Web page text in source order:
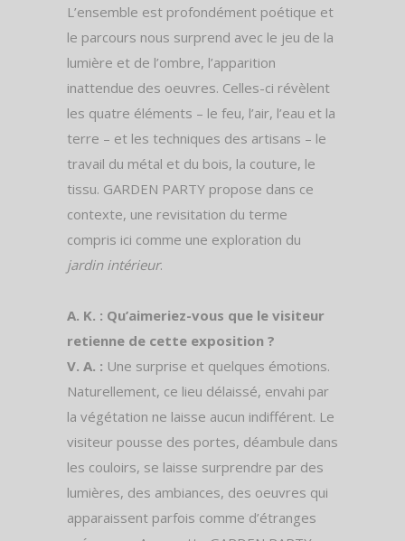
L’ensemble est profondément poétique et
le parcours nous surprend avec le jeu de la
lumière et de l’ombre, l’apparition
inattendue des oeuvres. Celles-ci révèlent
les quatre éléments – le feu, l’air, l’eau et la
terre – et les techniques des artisans – le
travail du métal et du bois, la couture, le
tissu. GARDEN PARTY propose dans ce
contexte, une revisitation du terme
compris ici comme une exploration du
jardin intérieur.
A. K. : Qu’aimeriez-vous que le visiteur
retienne de cette exposition ?
V. A. : Une surprise et quelques émotions.
Naturellement, ce lieu délaissé, envahi par
la végétation ne laisse aucun indifférent. Le
visiteur pousse des portes, déambule dans
les couloirs, se laisse surprendre par des
lumières, des ambiances, des oeuvres qui
apparaissent parfois comme d’étranges